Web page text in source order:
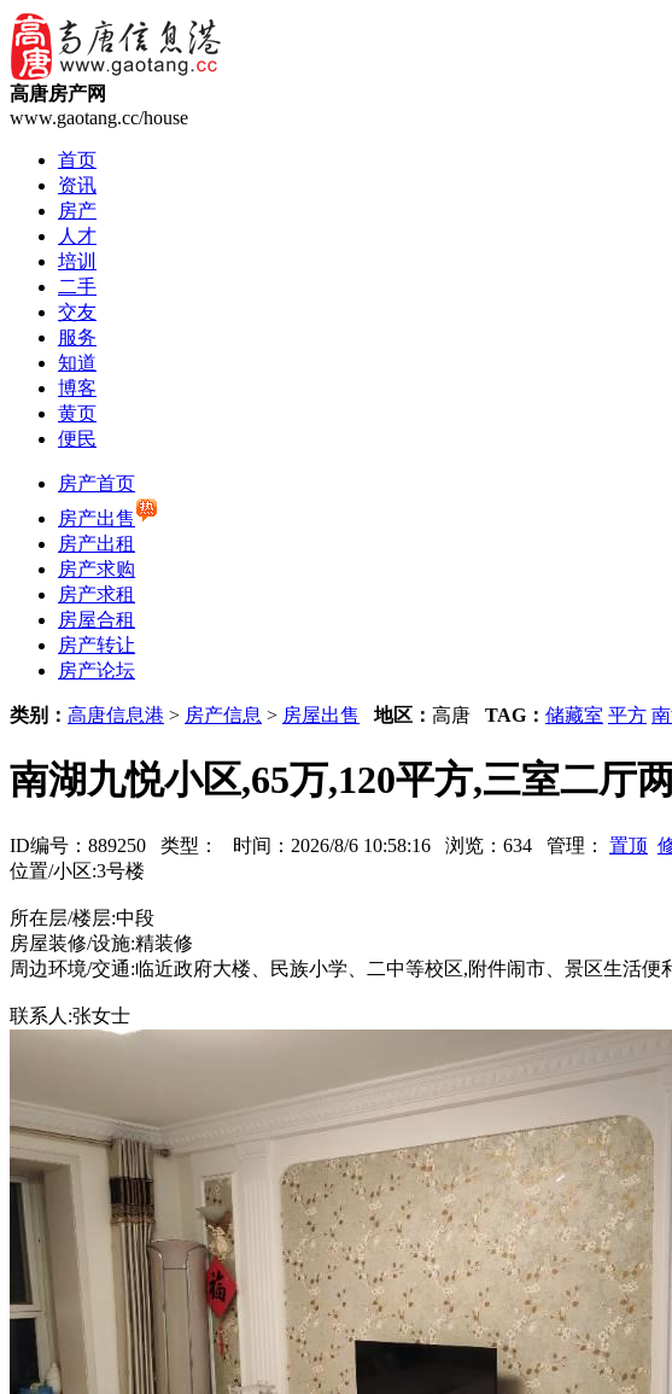
高唐房产网
www.gaotang.cc/house
首页
资讯
房产
人才
培训
二手
交友
服务
知道
博客
黄页
便民
房产首页
房产出售
房产出租
房产求购
房产求租
房屋合租
房产转让
房产论坛
类别： 高唐信息港 > 房产信息 > 房屋出售 地区： 高唐 TAG： 储藏室 平方
南湖九悦小区,65万,120平方,三室二厅
ID编号：889250 类型： 时间：2026/8/6 10:58:16 浏览：634 管理： 置顶
位置/小区:3号楼
所在层/楼层:中段
房屋装修/设施:精装修
周边环境/交通:临近政府大楼、民族小学、二中等校区,附件闹市、景区生活便
联系人:张女士